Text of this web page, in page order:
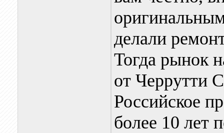
делали
Тогда рынок
от Черрутти
Российское
более 10 лет